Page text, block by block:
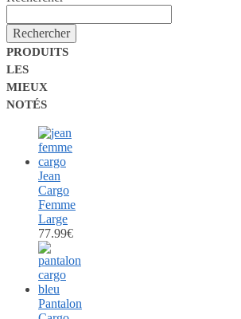
Rechercher
PRODUITS
LES
MIEUX
NOTÉS
Jean
Cargo
Femme
Large
77.99€
Pantalon